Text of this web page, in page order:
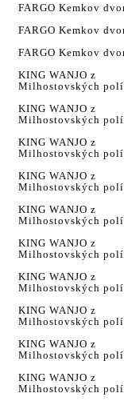
FARGO Kemkov
FARGO Kemkov
FARGO Kemkov
KING WANJO z
Milhostovských polí
KING WANJO z
Milhostovských polí
KING WANJO z
Milhostovských polí
KING WANJO z
Milhostovských polí
KING WANJO z
Milhostovských polí
KING WANJO z
Milhostovských polí
KING WANJO z
Milhostovských polí
KING WANJO z
Milhostovských polí
KING WANJO z
Milhostovských polí
KING WANJO z
Milhostovských polí